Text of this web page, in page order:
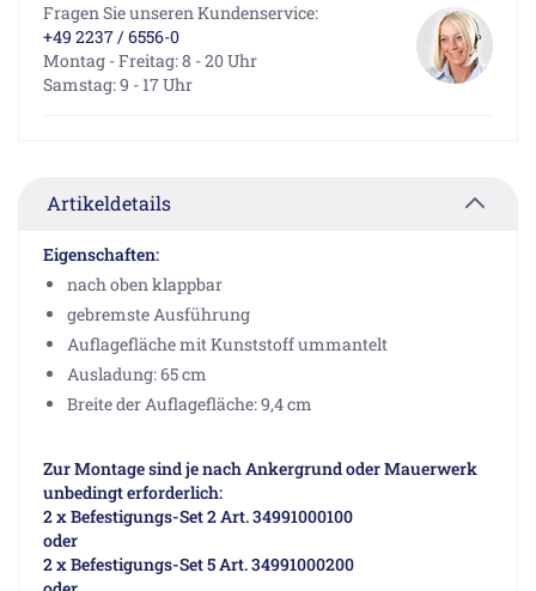
Fragen Sie unseren Kundenservice:
+49 2237 / 6556-0
Montag - Freitag: 8 - 20 Uhr
Samstag: 9 - 17 Uhr
Artikeldetails
Eigenschaften:
nach oben klappbar
gebremste Ausführung
Auflagefläche mit Kunststoff ummantelt
Ausladung: 65 cm
Breite der Auflagefläche: 9,4 cm
Zur Montage sind je nach Ankergrund oder Mauerwerk
unbedingt erforderlich:
2 x Befestigungs-Set 2 Art. 34991000100
oder
2 x Befestigungs-Set 5 Art. 34991000200